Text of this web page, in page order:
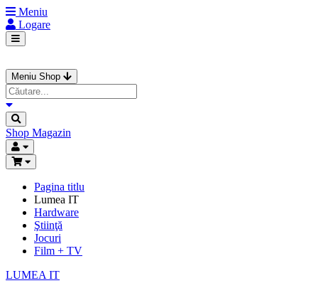
Meniu
Logare
Meniu Shop
Shop Magazin
Pagina titlu
Lumea IT
Hardware
Ştiinţă
Jocuri
Film + TV
LUMEA IT